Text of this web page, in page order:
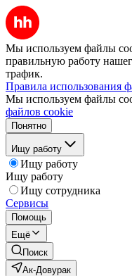
Мы используем файлы
правильную работу
трафик.
Правила использования
Мы используем файлы
файлов cookie
Понятно
Ищу работу
Ищу работу
Ищу работу
Ищу сотрудника
Сервисы
Помощь
Ещё
Поиск
Ак-Довурак